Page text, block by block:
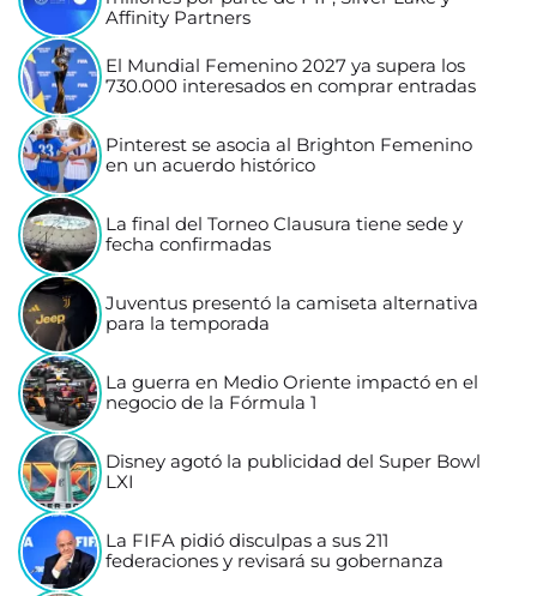
Affinity Partners
El Mundial Femenino 2027 ya supera los
730.000 interesados en comprar entradas
Pinterest se asocia al Brighton Femenino
en un acuerdo histórico
La final del Torneo Clausura tiene sede y
fecha confirmadas
Juventus presentó la camiseta alternativa
para la temporada
La guerra en Medio Oriente impactó en el
negocio de la Fórmula 1
Disney agotó la publicidad del Super Bowl
LXI
La FIFA pidió disculpas a sus 211
federaciones y revisará su gobernanza